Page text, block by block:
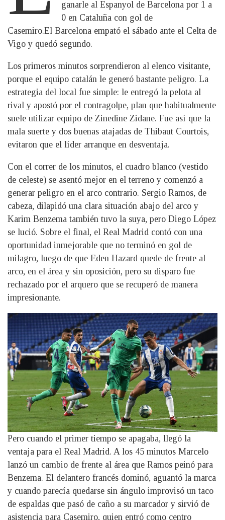
ganarle al Espanyol de Barcelona por 1 a
0 en Cataluña con gol de
Casemiro.El Barcelona empató el sábado ante el Celta de
Vigo y quedó segundo.
Los primeros minutos sorprendieron al elenco visitante,
porque el equipo catalán le generó bastante peligro. La
estrategia del local fue simple: le entregó la pelota al
rival y apostó por el contragolpe, plan que habitualmente
suele utilizar equipo de Zinedine Zidane. Fue así que la
mala suerte y dos buenas atajadas de Thibaut Courtois,
evitaron que el líder arranque en desventaja.
Con el correr de los minutos, el cuadro blanco (vestido
de celeste) se asentó mejor en el terreno y comenzó a
generar peligro en el arco contrario. Sergio Ramos, de
cabeza, dilapidó una clara situación abajo del arco y
Karim Benzema también tuvo la suya, pero Diego López
se lució. Sobre el final, el Real Madrid contó con una
oportunidad inmejorable que no terminó en gol de
milagro, luego de que Eden Hazard quede de frente al
arco, en el área y sin oposición, pero su disparo fue
rechazado por el arquero que se recuperó de manera
impresionante.
Pero cuando el primer tiempo se apagaba, llegó la
ventaja para el Real Madrid. A los 45 minutos Marcelo
lanzó un cambio de frente al área que Ramos peinó para
Benzema. El delantero francés dominó, aguantó la marca
y cuando parecía quedarse sin ángulo improvisó un taco
de espaldas que pasó de caño a su marcador y sirvió de
asistencia para Casemiro, quien entró como centro